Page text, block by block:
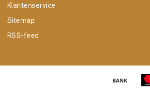
Klantenservice
Sitemap
RSS-feed